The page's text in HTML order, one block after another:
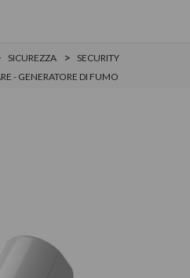
SICUREZZA
SECURITY
- GENERATORE DI FUMO